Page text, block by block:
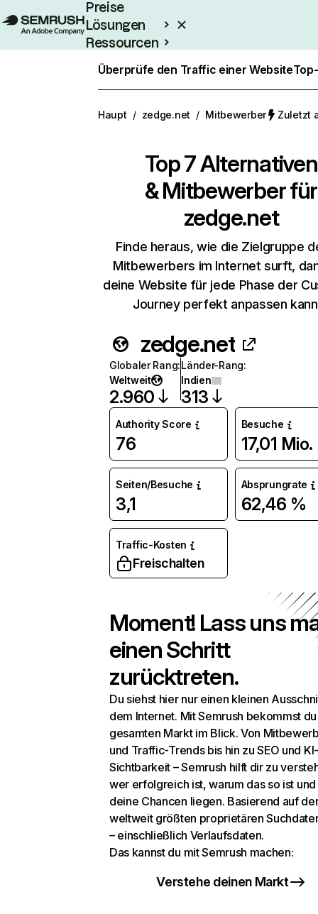
Preise
Lösungen
Ressourcen
Enterprise
Überprüfe den Traffic einer Website
Haupt / zedge.net / Mitbewerber Zuletzt
Top 7 Alternativen
& Mitbewerber für
zedge.net
Finde heraus, wie die Zielgruppe
Mitbewerbers im Internet surft,
deine Website für jede Phase der
Journey perfekt anpassen
zedge.net
Globaler Rang:
Weltweit
2.960
Länder-Rang:
Indien
313
Authority Score
76
Besuche
17,01 Mio.
Seiten/Besuche
3,1
Absprungrate
62,46 %
Traffic-Kosten
Freischalten
Moment! Lass uns
einen Schritt
zurücktreten.
Du siehst hier nur einen kleinen
dem Internet. Mit Semrush bekommst
gesamten Markt im Blick. Von
und Traffic-Trends bis hin zu SEO und KI-
Sichtbarkeit – Semrush hilft dir zu
wer erfolgreich ist, warum das so ist
deine Chancen liegen. Basierend auf
weltweit größten proprietären
– einschließlich Verlaufsdaten.
Das kannst du mit Semrush machen:
Verstehe deinen Markt